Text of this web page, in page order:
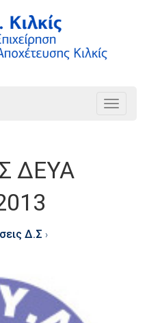
Toggle
ΔΕΥΑ
Δ.Σ ›